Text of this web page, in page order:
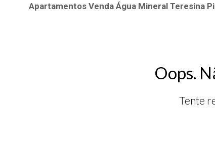
Apartamentos Venda Água Mineral Teresina
Oops.
Tente